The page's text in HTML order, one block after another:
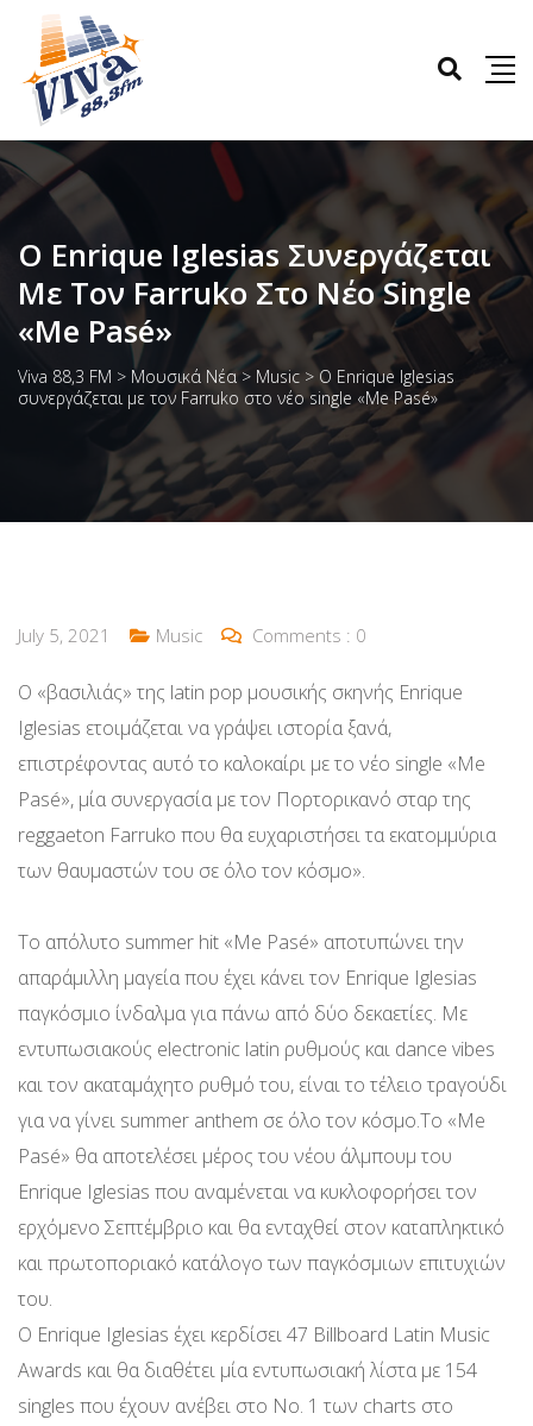
Ο Enrique Iglesias Συνεργάζεται
Με Τον Farruko Στο Νέο Single
«Me Pasé»
Viva 88,3 FM > Μουσικά Νέα > Music > Ο Enrique Iglesias
συνεργάζεται με τον Farruko στο νέο single «Me Pasé»
July 5, 2021 Music Comments : 0
Ο «βασιλιάς» της latin pop μουσικής σκηνής Enrique
Iglesias ετοιμάζεται να γράψει ιστορία ξανά,
επιστρέφοντας αυτό το καλοκαίρι με το νέο single «Me
Pasé», μία συνεργασία με τον Πορτορικανό σταρ της
reggaeton Farruko που θα ευχαριστήσει τα εκατομμύρια
των θαυμαστών του σε όλο τον κόσμο».
Το απόλυτο summer hit «Me Pasé» αποτυπώνει την
απαράμιλλη μαγεία που έχει κάνει τον Enrique Iglesias
παγκόσμιο ίνδαλμα για πάνω από δύο δεκαετίες. Με
εντυπωσιακούς electronic latin ρυθμούς και dance vibes
και τον ακαταμάχητο ρυθμό του, είναι το τέλειο τραγούδι
για να γίνει summer anthem σε όλο τον κόσμο.Το «Me
Pasé» θα αποτελέσει μέρος του νέου άλμπουμ του
Enrique Iglesias που αναμένεται να κυκλοφορήσει τον
ερχόμενο Σεπτέμβριο και θα ενταχθεί στον καταπληκτικό
και πρωτοποριακό κατάλογο των παγκόσμιων επιτυχιών
του.
Ο Enrique Iglesias έχει κερδίσει 47 Billboard Latin Music
Awards και θα διαθέτει μία εντυπωσιακή λίστα με 154
singles που έχουν ανέβει στο No. 1 των charts στο